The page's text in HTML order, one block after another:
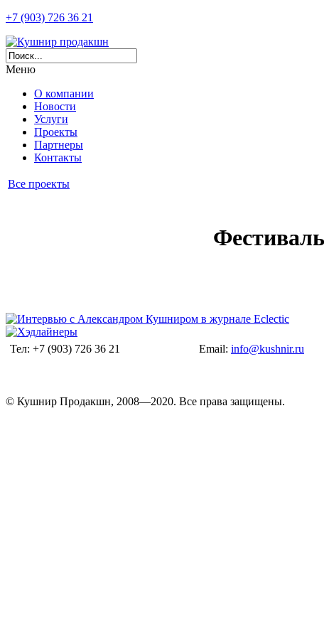
+7 (903) 726 36 21
Меню
О компании
Новости
Услуги
Проекты
Партнеры
Контакты
Все проекты
Тел: +7 (903) 726 36 21 Email: info@kushnir.ru
© Кушнир Продакшн, 2008—2020. Все права защищены.